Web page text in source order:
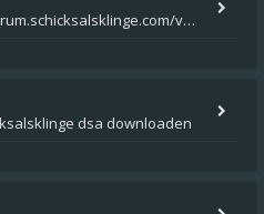
Probiere es mal hier: https://forum.schicksalsklinge.com/viewtopic.php?f=239&t=15661
dsa downloaden